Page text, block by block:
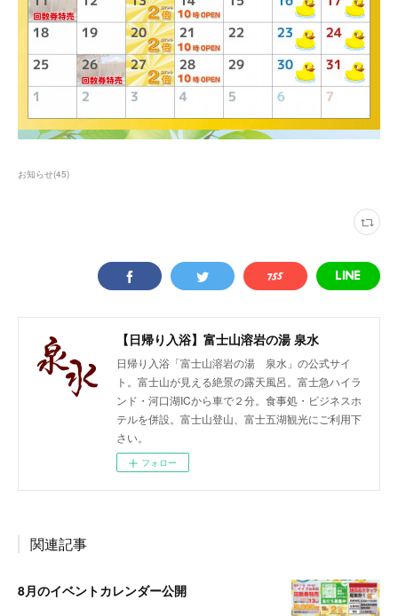
お知らせ(45)
【日帰り入浴】富士山溶岩の湯 泉水
日帰り入浴「富士山溶岩の湯 泉水」の公式サイ
ト。富士山が見える絶景の露天風呂。富士急ハイラ
ンド・河口湖ICから車で２分。食事処・ビジネスホ
テルを併設。富士山登山、富士五湖観光にご利用下
さい。
フォロー
関連記事
8月のイベントカレンダー公開